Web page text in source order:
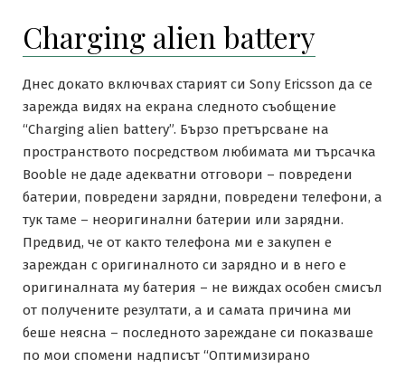
Charging alien battery
Днес докато включвах старият си Sony Ericsson да се
зарежда видях на екрана следното съобщение
“Charging alien battery”. Бързо претърсване на
пространството посредством любимата ми търсачка
Booble не даде адекватни отговори – повредени
батерии, повредени зарядни, повредени телефони, а
тук таме – неоригинални батерии или зарядни.
Предвид, че от както телефона ми е закупен е
зареждан с оригиналното си зарядно и в него е
оригиналната му батерия – не виждах особен смисъл
от получените резултати, а и самата причина ми
беше неясна – последното зареждане си показваше
по мои спомени надписът “Оптимизирано